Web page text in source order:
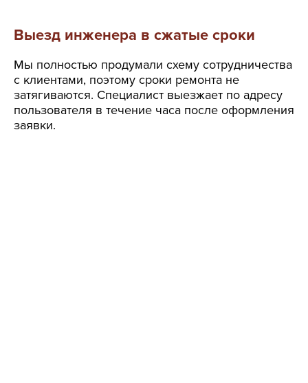
Выезд инженера в сжатые сроки
Мы полностью продумали схему сотрудничества
с клиентами, поэтому сроки ремонта не
затягиваются. Специалист выезжает по адресу
пользователя в течение часа после оформления
заявки.